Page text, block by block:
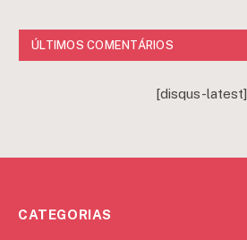
ÚLTIMOS COMENTÁRIOS
[disqus-latest]
CATEGORIAS